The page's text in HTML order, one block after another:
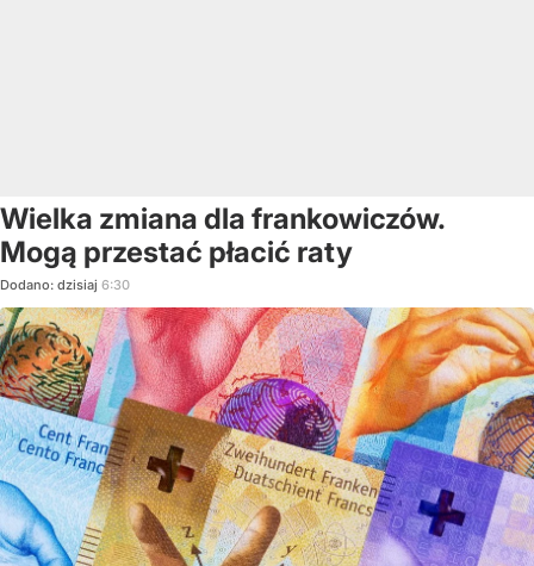
Wielka zmiana dla frankowiczów.
Mogą przestać płacić raty
Dodano: dzisiaj 6:30